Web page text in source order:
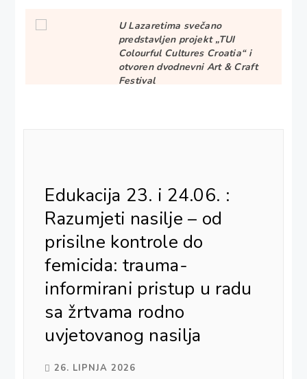
U Lazaretima svečano
predstavljen projekt „TUI
Colourful Cultures Croatia“ i
otvoren dvodnevni Art & Craft
Festival
Prestanak braka ili zajednice –
prava i obveze
Prestanak braka ili zajednice –
prava i obveze
Prestanak braka ili zajednice –
Edukacija 23. i 24.06. :
Razumjeti nasilje – od
prisilne kontrole do
femicida: trauma-
informirani pristup u radu
sa žrtvama rodno
uvjetovanog nasilja
26. LIPNJA 2026